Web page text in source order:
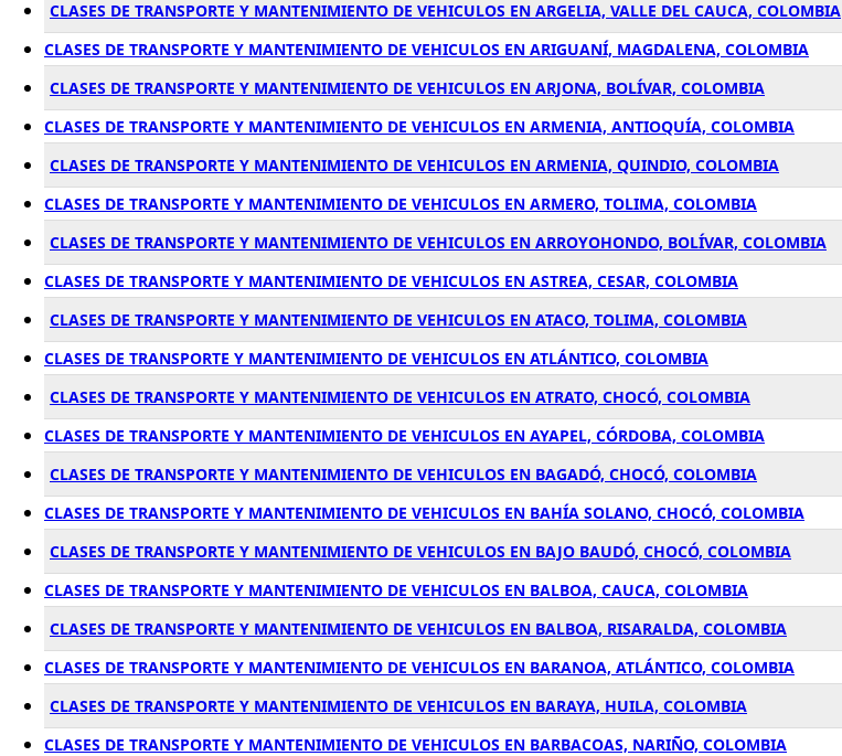
CLASES DE TRANSPORTE Y MANTENIMIENTO DE VEHICULOS EN ARGELIA, VALLE DEL CAUCA, COLOMBIA
CLASES DE TRANSPORTE Y MANTENIMIENTO DE VEHICULOS EN ARIGUANÍ, MAGDALENA, COLOMBIA
CLASES DE TRANSPORTE Y MANTENIMIENTO DE VEHICULOS EN ARJONA, BOLÍVAR, COLOMBIA
CLASES DE TRANSPORTE Y MANTENIMIENTO DE VEHICULOS EN ARMENIA, ANTIOQUÍA, COLOMBIA
CLASES DE TRANSPORTE Y MANTENIMIENTO DE VEHICULOS EN ARMENIA, QUINDIO, COLOMBIA
CLASES DE TRANSPORTE Y MANTENIMIENTO DE VEHICULOS EN ARMERO, TOLIMA, COLOMBIA
CLASES DE TRANSPORTE Y MANTENIMIENTO DE VEHICULOS EN ARROYOHONDO, BOLÍVAR, COLOMBIA
CLASES DE TRANSPORTE Y MANTENIMIENTO DE VEHICULOS EN ASTREA, CESAR, COLOMBIA
CLASES DE TRANSPORTE Y MANTENIMIENTO DE VEHICULOS EN ATACO, TOLIMA, COLOMBIA
CLASES DE TRANSPORTE Y MANTENIMIENTO DE VEHICULOS EN ATLÁNTICO, COLOMBIA
CLASES DE TRANSPORTE Y MANTENIMIENTO DE VEHICULOS EN ATRATO, CHOCÓ, COLOMBIA
CLASES DE TRANSPORTE Y MANTENIMIENTO DE VEHICULOS EN AYAPEL, CÓRDOBA, COLOMBIA
CLASES DE TRANSPORTE Y MANTENIMIENTO DE VEHICULOS EN BAGADÓ, CHOCÓ, COLOMBIA
CLASES DE TRANSPORTE Y MANTENIMIENTO DE VEHICULOS EN BAHÍA SOLANO, CHOCÓ, COLOMBIA
CLASES DE TRANSPORTE Y MANTENIMIENTO DE VEHICULOS EN BAJO BAUDÓ, CHOCÓ, COLOMBIA
CLASES DE TRANSPORTE Y MANTENIMIENTO DE VEHICULOS EN BALBOA, CAUCA, COLOMBIA
CLASES DE TRANSPORTE Y MANTENIMIENTO DE VEHICULOS EN BALBOA, RISARALDA, COLOMBIA
CLASES DE TRANSPORTE Y MANTENIMIENTO DE VEHICULOS EN BARANOA, ATLÁNTICO, COLOMBIA
CLASES DE TRANSPORTE Y MANTENIMIENTO DE VEHICULOS EN BARAYA, HUILA, COLOMBIA
CLASES DE TRANSPORTE Y MANTENIMIENTO DE VEHICULOS EN BARBACOAS, NARIÑO, COLOMBIA